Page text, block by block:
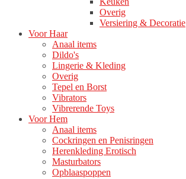
Overig
Versiering & Decoratie
Voor Haar
Anaal items
Dildo's
Lingerie & Kleding
Overig
Tepel en Borst
Vibrators
Vibrerende Toys
Voor Hem
Anaal items
Cockringen en Penisringen
Herenkleding Erotisch
Masturbators
Opblaaspoppen